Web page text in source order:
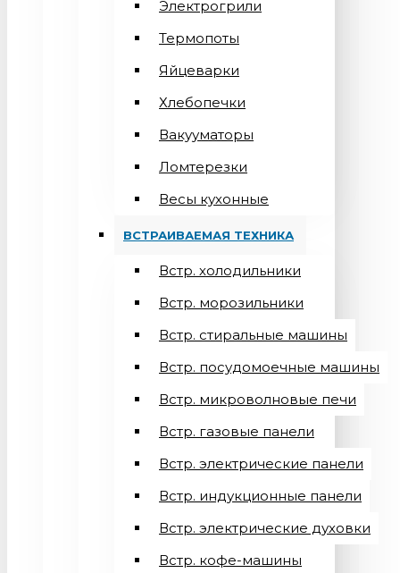
Электрогрили
Термопоты
Яйцеварки
Хлебопечки
Вакууматоры
Ломтерезки
Весы кухонные
ВСТРАИВАЕМАЯ ТЕХНИКА
Встр. холодильники
Встр. морозильники
Встр. стиральные машины
Встр. посудомоечные машины
Встр. микроволновые печи
Встр. газовые панели
Встр. электрические панели
Встр. индукционные панели
Встр. электрические духовки
Встр. кофе-машины